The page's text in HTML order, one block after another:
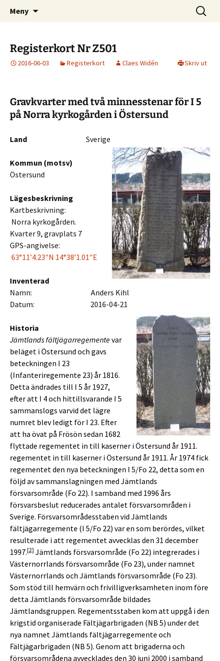
Svenska Militära
minnesmärken
Svenska män och kvinnor i rikets tjänst
Meny
Sök
efter:
Registerkort Nr Z501
2016-06-03 Registerkort Claes Widén Skriv ut
Gravkvarter med två minnesstenar för I 5
på Norra kyrkogården i Östersund
Land Sverige
Kommun (motsv)
Östersund
Lägesbeskrivning
Kartbeskrivning:
Norra kyrkogården.
Kvarter 9, gravplats 7
GPS-angivelse:
63°11’4.23″N 14°38’1.01″E
Inventerad
Namn: Anders Kihl
Datum: 2016-04-21
Historia
Jämtlands fältjägarregementevar
beläget i Östersund och gavs
beteckningen I 23
(Infanteriregemente 23) år 1816.
Detta ändrades till I 5 år 1927,
efter att I 4 och hittillsvarande I 5
sammanslogs varvid det lägre
numret blev ledigt för I 23. Efter
att ha övat på Frösön sedan 1682
flyttade regementet in till kaserner i Östersund år 1911.
regementet in till kaserner i Östersund år 1911. År 1974 fick
regementet den nya beteckningen I 5/Fo 22, detta som en
följd av sammanslagningen med Jämtlands
försvarsområde (Fo 22). I samband med 1996 års
försvarsbeslut reducerades antalet försvarsområden i
Sverige. Försvarsområdesstaben vid Jämtlands
fältjägarregemente (I 5/Fo 22) var en som berördes, vilket
resulterade i att regementet avvecklas den 31 december
1997.[2] Jämtlands försvarsområde (Fo 22) integrerades i
Västernorrlands försvarsområde (Fo 23), under namnet
Västernorrlands och Jämtlands försvarsområde (Fo 23).
Som stöd till hemvärn och frivilligverksamheten inom före
detta Jämtlands försvarsområde bildades
Jämtlandsgruppen. Regementsstaben kom att uppgå i den
krigstid organiserade Fältjägarbrigaden (NB 5) under det
nya namnet Jämtlands fältjägarregemente och
Fältjägarbrigaden (NB 5). Genom att brigaderna och
försvarsområdena avvecklades den 30 juni 2000 i samband